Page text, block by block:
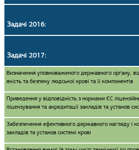
Задачі 2016:
Задачі 2017:
Визначення уповноваженого державного органу,
якість та безпеку людської крові та її компонентів
Приведення у відповідність з нормами ЄС
ліцензування та акредитації закладів та установ
Забезпечення ефективного державного нагляду і
закладів та установ системі крові